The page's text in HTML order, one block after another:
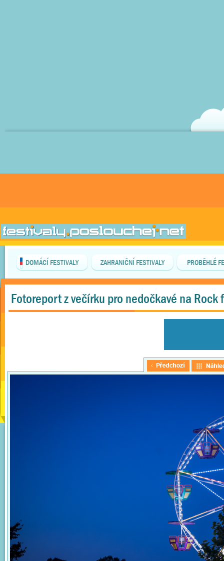
DOMÁCÍ FESTIVALY ZAHRANIČNÍ FESTIVALY PROBĚHLÉ
Fotoreport z večírku pro nedočkavé na Rock